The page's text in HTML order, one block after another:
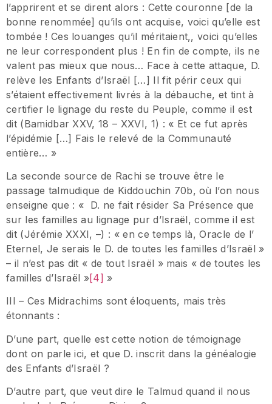
l’apprirent et se dirent alors : Cette couronne [de la
bonne renommée] qu’ils ont acquise, voici qu’elle est
tombée ! Ces louanges qu’il méritaient,, voici qu’elles
ne leur correspondent plus ! En fin de compte, ils ne
valent pas mieux que nous… Face à cette attaque, D.
relève les Enfants d’Israël […] Il fit périr ceux qui
s’étaient effectivement livrés à la débauche, et tint à
certifier le lignage du reste du Peuple, comme il est
dit (Bamidbar XXV, 18 – XXVI, 1) : « Et ce fut après
l’épidémie […] Fais le relevé de la Communauté
entière… »
La seconde source de Rachi se trouve être le
passage talmudique de Kiddouchin 70b, où l’on nous
enseigne que : « D. ne fait résider Sa Présence que
sur les familles au lignage pur d’Israël, comme il est
dit (Jérémie XXXI, –) : « en ce temps là, Oracle de l’
Eternel, Je serais le D. de toutes les familles d’Israël »
– il n’est pas dit « de tout Israël » mais « de toutes les
familles d’Israël »[4] »
III – Ces Midrachims sont éloquents, mais très
étonnants :
D’une part, quelle est cette notion de témoignage
dont on parle ici, et que D. inscrit dans la généalogie
des Enfants d’Israël ?
D’autre part, que veut dire le Talmud quand il nous